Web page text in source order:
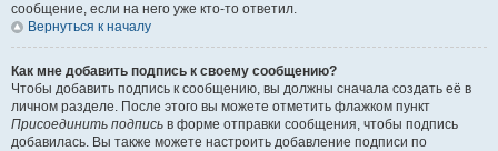
сообщение, если на него уже кто-то ответил.
Вернуться к началу
Как мне добавить подпись к своему сообщению?
Чтобы добавить подпись к сообщению, вы должны сначала создать её в
личном разделе. После этого вы можете отметить флажком пункт
Присоединить подпись в форме отправки сообщения, чтобы подпись
добавилась. Вы также можете настроить добавление подписи по